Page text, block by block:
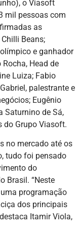
o Viasoft
mil pessoas com
as
Beans;
e ganhador
Head de
Luiza; Fabio
palestrante e
Eugênio
Saturnino de Sá,
do Grupo Viasoft.
no mercado até os
tudo foi pensado
do
Brasil. “Neste
programação
dos principais
Itamir Viola,